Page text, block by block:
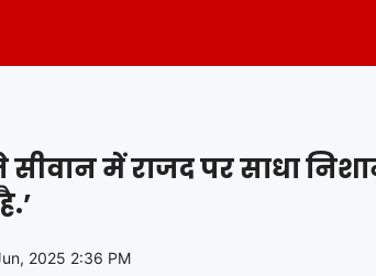
सीवान में राजद पर साधा
2025 2:36 PM